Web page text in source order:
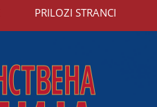
PRILOZI STRANCI